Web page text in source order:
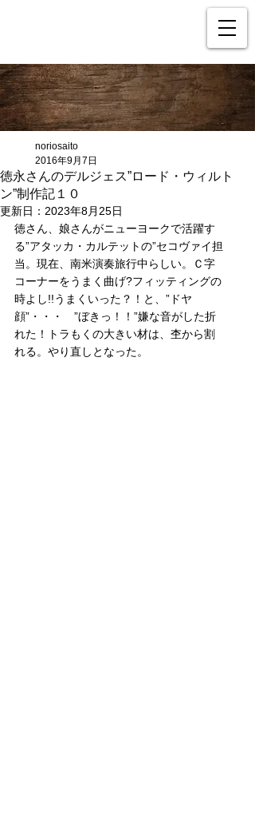
徳永さんのデルジェス”ロード・ウィルト
ン”制作記１０
noriosaito
2016年9月7日
更新日： 2023年8月25日
徳さん、娘さんがニューヨークで活躍す
る”アタッカ・カルテットの”セコヴァイ担
当。現在、南米演奏旅行中らしい。Ｃ字
コーナーをうまく曲げ?フィッティングの
時よし!!うまくいった？！と、”ドヤ
顔”・・・　”ぼきっ！！”嫌な音がした折
れた！トラもくの大きい材は、杢から割
れる。やり直しとなった。